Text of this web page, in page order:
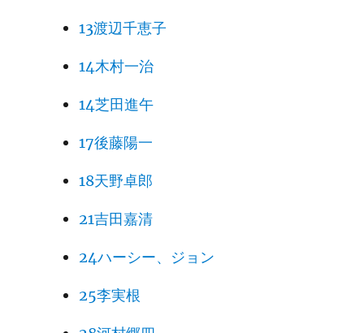
13渡辺千恵子
14木村一治
14芝田進午
17後藤陽一
18天野卓郎
21吉田嘉清
24ハーシー、ジョン
25李実根